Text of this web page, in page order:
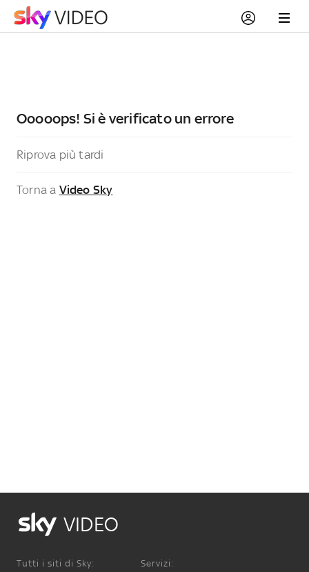
Ooooops! Si è verificato un errore
Riprova più tardi
Torna a Video Sky
VIDEO
Tutti i siti di Sky: Servizi: